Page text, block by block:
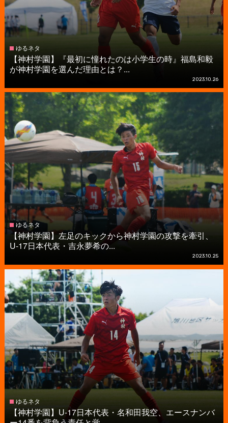
ゆるネタ
【神村学園】『最初に憧れたのは小学生の時』福島和毅
が神村学園を選んだ理由とは？...
2023.10.26
ゆるネタ
【神村学園】左足のキックから神村学園の攻撃を牽引、
U-17日本代表・吉永夢希の...
2023.10.25
ゆるネタ
【神村学園】U-17日本代表・名和田我空、エースナンバ